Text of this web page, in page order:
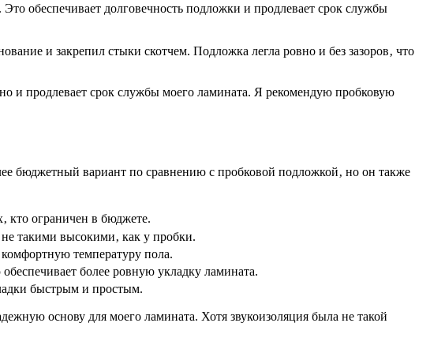
обеспечивает долговечность подложки и продлевает срок службы
и закрепил стыки скотчем. Подложка легла ровно и без зазоров‚ что
и продлевает срок службы моего ламината. Я рекомендую пробковую
бюджетный вариант по сравнению с пробковой подложкой‚ но он также
кто ограничен в бюджете.
такими высокими‚ как у пробки.
температуру пола.
более ровную укладку ламината.
быстрым и простым.
основу для моего ламината. Хотя звукоизоляция была не такой